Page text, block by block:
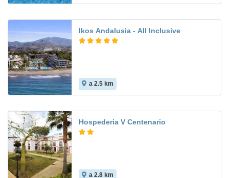
Ikos Andalusia - All Inclusive
a 2.5 km
Hospederia V Centenario
a 2.8 km